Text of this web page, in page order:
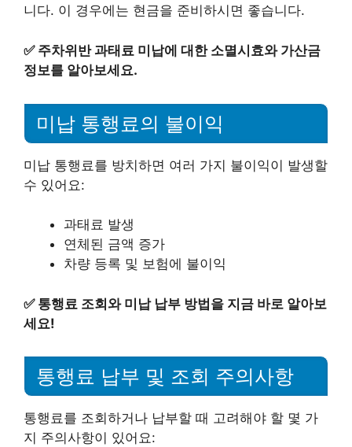
니다. 이 경우에는 현금을 준비하시면 좋습니다.
✅ 주차위반 과태료 미납에 대한 소멸시효와 가산금
정보를 알아보세요.
미납 통행료의 불이익
미납 통행료를 방치하면 여러 가지 불이익이 발생할
수 있어요:
과태료 발생
연체된 금액 증가
차량 등록 및 보험에 불이익
✅ 통행료 조회와 미납 납부 방법을 지금 바로 알아보
세요!
통행료 납부 및 조회 주의사항
통행료를 조회하거나 납부할 때 고려해야 할 몇 가
지 주의사항이 있어요: